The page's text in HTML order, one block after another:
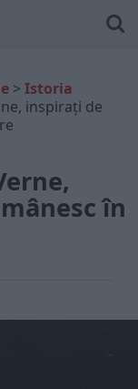
> Istoria
inspirați de
în